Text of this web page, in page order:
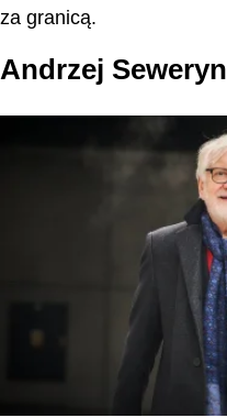
za granicą.
Andrzej Seweryn